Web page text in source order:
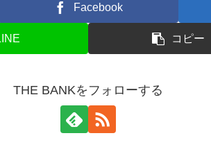
Facebook
コピー
THE BANKをフォローする